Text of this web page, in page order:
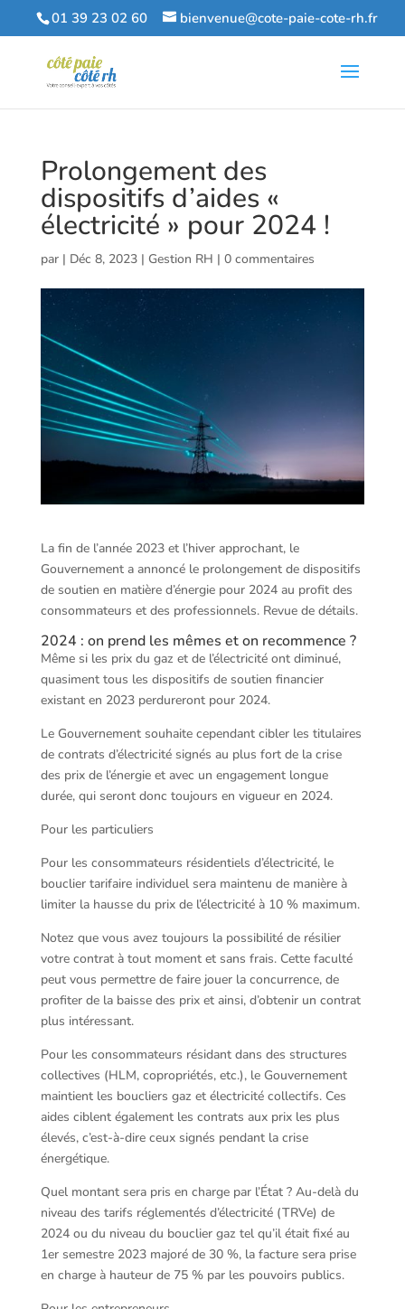
01 39 23 02 60 bienvenue@cote-paie-cote-rh.fr
Prolongement des
dispositifs d’aides «
électricité » pour 2024 !
par | Déc 8, 2023| Gestion RH | 0 commentaires
La fin de l’année 2023 et l’hiver approchant, le
Gouvernement a annoncé le prolongement de dispositifs
de soutien en matière d’énergie pour 2024 au profit des
consommateurs et des professionnels. Revue de détails.
2024 : on prend les mêmes et on recommence ?
Même si les prix du gaz et de l’électricité ont diminué,
quasiment tous les dispositifs de soutien financier
existant en 2023 perdureront pour 2024.
Le Gouvernement souhaite cependant cibler les titulaires
de contrats d’électricité signés au plus fort de la crise
des prix de l’énergie et avec un engagement longue
durée, qui seront donc toujours en vigueur en 2024.
Pour les particuliers
Pour les consommateurs résidentiels d’électricité, le
bouclier tarifaire individuel sera maintenu de manière à
limiter la hausse du prix de l’électricité à 10 % maximum.
Notez que vous avez toujours la possibilité de résilier
votre contrat à tout moment et sans frais. Cette faculté
peut vous permettre de faire jouer la concurrence, de
profiter de la baisse des prix et ainsi, d’obtenir un contrat
plus intéressant.
Pour les consommateurs résidant dans des structures
collectives (HLM, copropriétés, etc.), le Gouvernement
maintient les boucliers gaz et électricité collectifs. Ces
aides ciblent également les contrats aux prix les plus
élevés, c’est-à-dire ceux signés pendant la crise
énergétique.
Quel montant sera pris en charge par l’État ? Au-delà du
niveau des tarifs réglementés d’électricité (TRVe) de
2024 ou du niveau du bouclier gaz tel qu’il était fixé au
1er semestre 2023 majoré de 30 %, la facture sera prise
en charge à hauteur de 75 % par les pouvoirs publics.